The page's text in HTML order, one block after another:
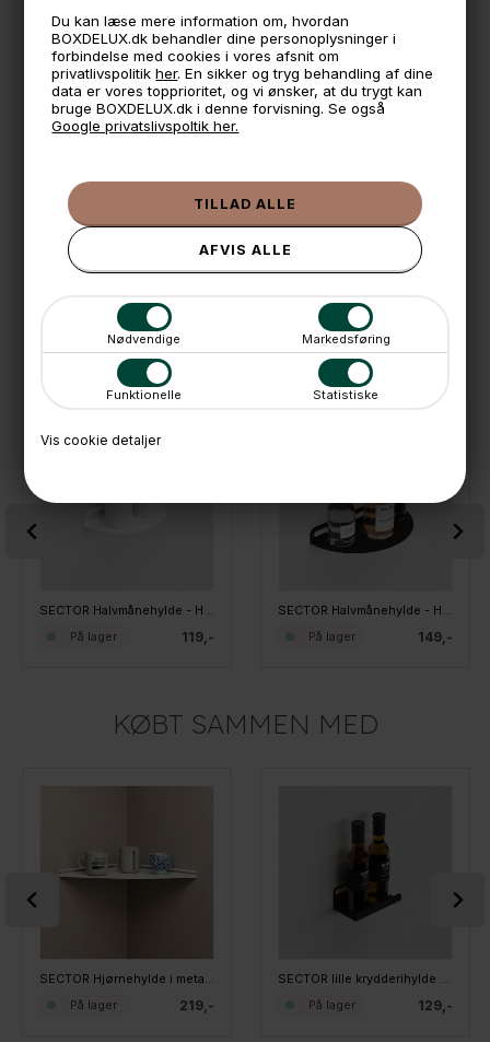
Du kan læse mere information om, hvordan
BOXDELUX.dk behandler dine personoplysninger i
forbindelse med cookies i vores afsnit om
privatlivspolitikher. En sikker og tryg behandling af dine
data er vores topprioritet, og vi ønsker, at du trygt kan
bruge BOXDELUX.dk i denne forvisning. Se også
Google privatslivspoltik her.
Nødvendige Markedsføring
Funktionelle Statistiske
Vis cookie detaljer
🕚 Bestil inden 11 & vi sender samme dag på hverdage
🧺 Kan du lægge varen i kurven, er den på lager
🌟 4,9 med over 1200 anmeldelser ★★★★★
💳 Betal med
📱 Kundeservice 50446800 (9-12)
Kundeservice
ANDRE IDÉER
119,-
På lager 149,-
På lager
KØBT SAMMEN MED
219,-
På lager 129,-
På lager